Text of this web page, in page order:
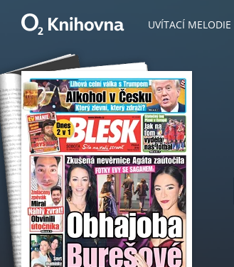
UVÍTACÍ MELODIE